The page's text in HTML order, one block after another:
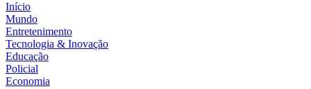
Início
Mundo
Entretenimento
Tecnologia & Inovação
Educação
Policial
Economia